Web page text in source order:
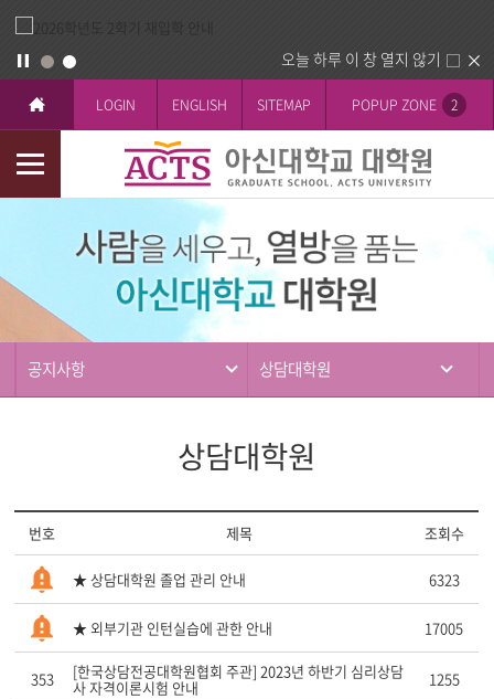
오늘 하루 이 창 열지 않기
LOGIN ENGLISH SITEMAP POPUP ZONE 2
모
바
티
공지사항 상담대학원
상담대학원
번호 제목 조회수
★ 상담대학원 졸업 관리 안내 6323
★ 외부기관 인턴실습에 관한 안내 17005
353 [한국상담전공대학원협회 주관] 2023년 하반기 심리상담
사 자격이론시험 안내 1255